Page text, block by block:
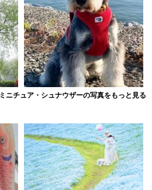
ミニチュア・シュナウザーの写真をもっと見る